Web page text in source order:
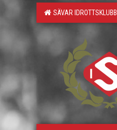
SÄVAR IDROTTSKLUBB